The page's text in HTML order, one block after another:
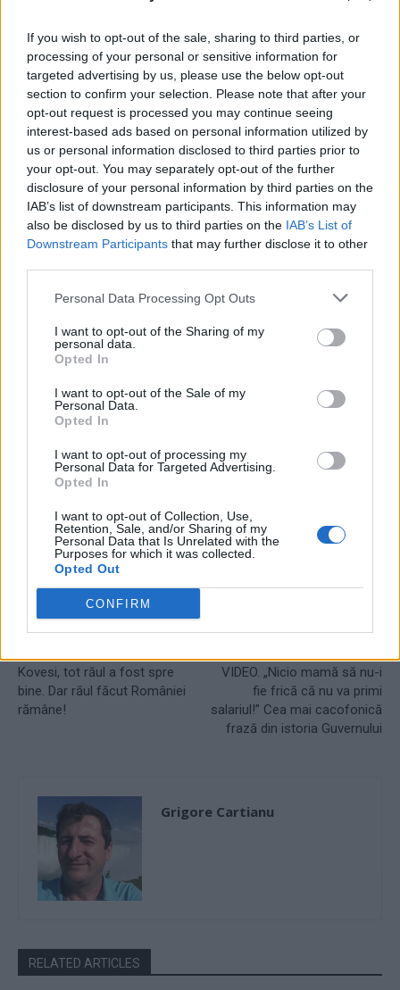
If you wish to opt-out of the sale, sharing to third parties, or
processing of your personal or sensitive information for
targeted advertising by us, please use the below opt-out
section to confirm your selection. Please note that after your
opt-out request is processed you may continue seeing
interest-based ads based on personal information utilized by
us or personal information disclosed to third parties prior to
your opt-out. You may separately opt-out of the further
disclosure of your personal information by third parties on the
IAB’s list of downstream participants. This information may
also be disclosed by us to third parties on the IAB’s List of
Downstream Participants that may further disclose it to other
Personal Data Processing Opt Outs
I want to opt-out of the Sharing of my
personal data.
Opted In
I want to opt-out of the Sale of my
Personal Data.
Opted In
I want to opt-out of processing my
Personal Data for Targeted Advertising.
Opted In
I want to opt-out of Collection, Use,
Retention, Sale, and/or Sharing of my
Personal Data that Is Unrelated with the
Purposes for which it was collected.
Opted Out
CONFIRM
Jandarmeriei. Urlă că e datoria noastră să-i
asigurăm paza, pentru că el luptă pentru popor!
*VIDEO. Cumpănașu a mințit: n-a făcut niciun
preinfarct, ci a simulat la RTV! Jandarmul care-l
păzește a sunat la 112 și tot el l-a dus la spital
*DOCUMENT. Așa arată cetățenia americană a
Sorinei! Plus: distracție cu vrăjitoarea. Între
timp, televiziunile din România primesc
confirmarea ticăloșiei cu care au tratat acest
facebook dăncilă
Kovesi, tot răul a fost spre
bine. Dar răul făcut României
rămâne!
VIDEO. „Nicio mamă să nu-i
fie frică că nu va primi
salariul!” Cea mai cacofonică
frază din istoria Guvernului
Grigore Cartianu
RELATED ARTICLES